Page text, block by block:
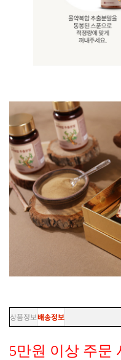
상품정보배송정보
5만원 이상 주문